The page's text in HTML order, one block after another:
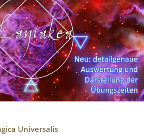
Universalis